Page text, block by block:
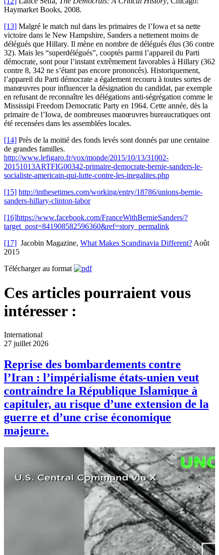
Haymarket Books, 2008.
[13] Malgré le match nul dans les primaires de l’Iowa et sa nette
victoire dans le New Hampshire, Sanders a nettement moins de
délégués que Hillary. Il mène en nombre de délégués élus (36 contre
32). Mais les “superdélégués”, cooptés parmi l’appareil du Parti
démocrate, sont pour l’instant extrêmement favorables à Hillary (362
contre 8, 342 ne s’étant pas encore prononcés). Historiquement,
l’appareil du Parti démocrate a également recouru à toutes sortes de
manœuvres pour influencer la désignation du candidat, par exemple
en refusant de reconnaître les délégations anti-ségrégation comme le
Mississipi Freedom Democratic Party en 1964. Cette année, dès la
primaire de l’Iowa, de nombreuses manœuvres bureaucratiques ont
été recensées dans les assemblées locales.
[14] Près de la moitié des fonds levés sont donnés par une centaine
de grandes familles.
http://www.lefigaro.fr/vox/monde/2015/10/13/31002-
20151013ARTFIG00342-primaire-democrate-bernie-sanders-le-
socialiste-americain-qui-lutte-contre-les-inegalites.php
[15] http://inthesetimes.com/working/entry/18786/unions-bernie-
sanders-hillary-clinton-labor
[16]https://www.facebook.com/FranceWithBernieSanders/?
target_post=841908582596360&ref=story_permalink
[17] Jacobin Magazine, What Makes Scandinavia Different?Août
2015
Télécharger au format
Ces articles pourraient vous
intéresser :
International
27 juillet 2026
Reprise des bombardements contre
l’Iran : l’impérialisme états-unien veut
contraindre la République Islamique à
capituler, au risque d’une extension de la
guerre et d’une crise économique
majeure.